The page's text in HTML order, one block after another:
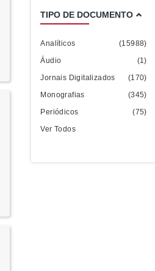
TIPO DE DOCUMENTO
Analíticos
(15988)
Áudio
(1)
Jornais Digitalizados
(170)
Monografias
(345)
Periódicos
(75)
Ver Todos